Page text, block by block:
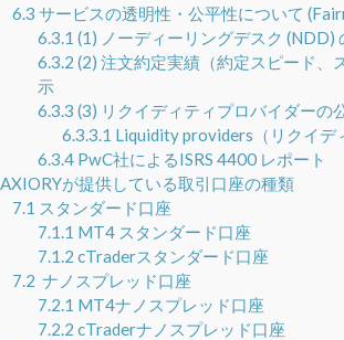
6.3 サービスの透明性・公平性について
6.3.1 (1) ノーディーリングデスク (NDD)
6.3.2 (2) 注文約定実績（約定スピード、
示
6.3.3 (3) リクイディティプロバイダーの
6.3.3.1 Liquidity providers（リクイデ
6.3.4PwC社によるISRS 4400 レポート
AXIORYが提供している取引口座の種類
7.1 スタンダード口座
7.1.1 MT4 スタンダード口座
7.1.2 cTraderスタンダード口座
7.2 ナノスプレッド口座
7.2.1 MT4ナノスプレッド口座
7.2.2 cTraderナノスプレッド口座